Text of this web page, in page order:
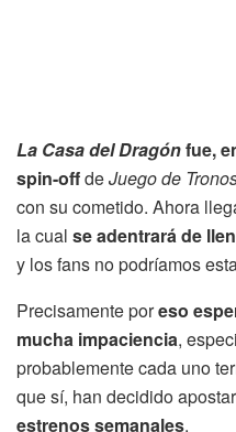
La Casa del Dragónfue,
spin-offdeJuego de
con su cometido. Ahora
la cual se adentrará de
y los fans no podríamos
Precisamente poreso
mucha impaciencia,
probablemente cada uno
que sí, han decidido apostar
estrenos semanales.